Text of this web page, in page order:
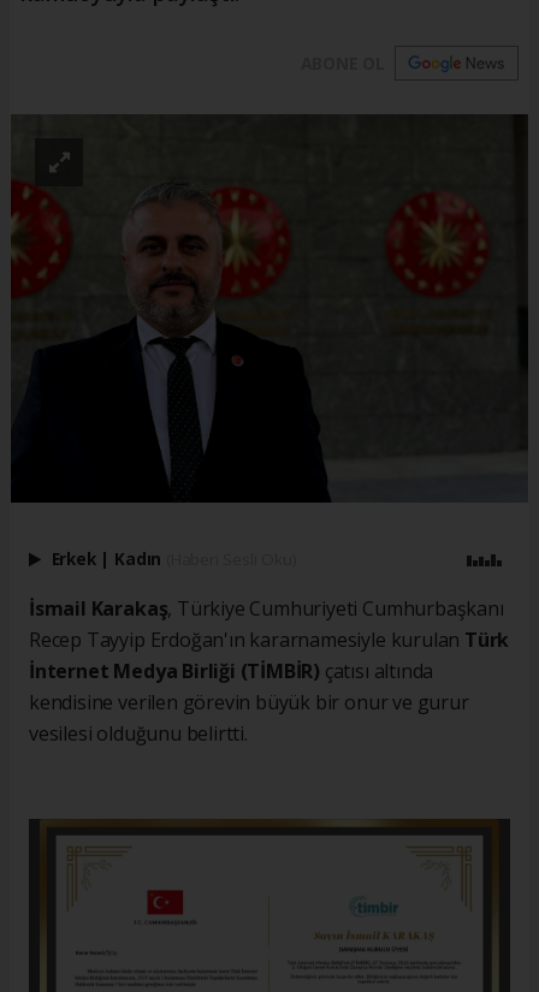
Erkek | Kadın
İsmail Karakaş, Türkiye Cumhuriyeti Cumhurbaşkanı
Recep Tayyip Erdoğan'ın kararnamesiyle kurulan Türk
İnternet Medya Birliği (TİMBİR) çatısı altında
kendisine verilen görevin büyük bir onur ve gurur
vesilesi olduğunu belirtti.